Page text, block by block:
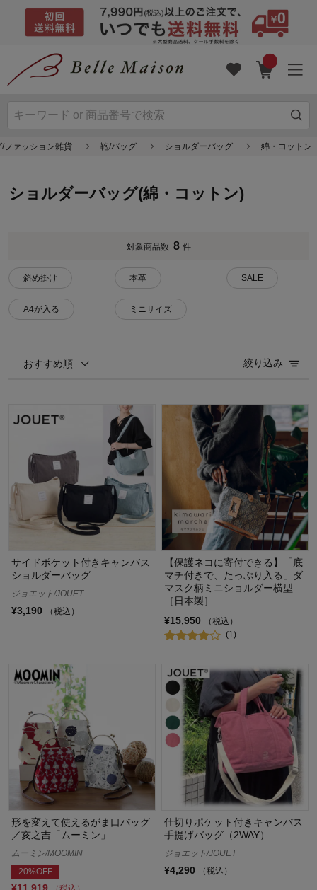
/ファッション雑貨 鞄/バッグ ショルダーバッグ 綿・コットン
ショルダーバッグ(綿・コットン)
対象商品数 8 件
斜め掛け
A4が入る
本革
ミニサイズ
SALE
おすすめ順 絞り込み
サイドポケット付きキャンバス
ショルダーバッグ
ジョエット/JOUET
¥3,190 （税込）
【保護ネコに寄付できる】「底
マチ付きで、たっぷり入る」ダ
マスク柄ミニショルダー横型
［日本製］
¥15,950
（税込）
(1)
形を変えて使えるがま口バッグ
／亥之吉「ムーミン」
ムーミン/MOOMIN
20%OFF
仕切りポケット付きキャンバス
手提げバッグ（2WAY）
ジョエット/JOUET
¥4,290 （税込）